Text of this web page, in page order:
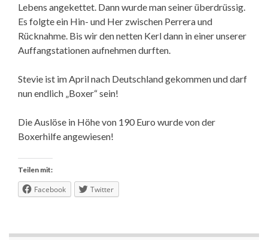
Lebens angekettet. Dann wurde man seiner überdrüssig.
Es folgte ein Hin- und Her zwischen Perrera und
Rücknahme. Bis wir den netten Kerl dann in einer unserer
Auffangstationen aufnehmen durften.
Stevie ist im April nach Deutschland gekommen und darf
nun endlich „Boxer“ sein!
Die Auslöse in Höhe von 190 Euro wurde von der
Boxerhilfe angewiesen!
Teilen mit:
Facebook Twitter